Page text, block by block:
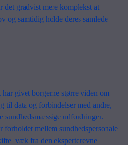
det gradvist mere komplekst at
og samtidig holde deres samlede
givet borgerne større viden om
til data og forbindelser med andre,
sundhedsmæssige udfordringer.
forholdet mellem sundhedspersonale
væk fra den ekspertdrevne